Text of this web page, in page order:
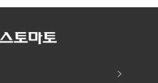
디 사업
글로벌 확장 가속